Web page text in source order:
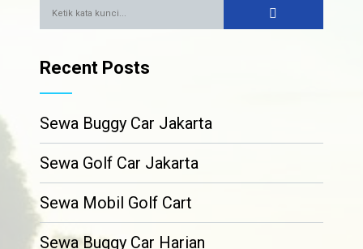
Recent Posts
Sewa Buggy Car Jakarta
Sewa Golf Car Jakarta
Sewa Mobil Golf Cart
Sewa Buggy Car Harian